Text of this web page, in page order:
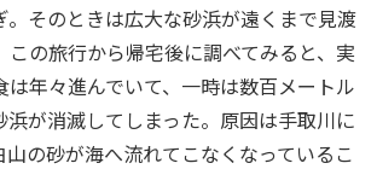
。そのときは広大な砂浜が遠くまで見渡
この旅行から帰宅後に調べてみると、実
は年々進んでいて、一時は数百メートル
浜が消滅してしまった。原因は手取川に
山の砂が海へ流れてこなくなっているこ